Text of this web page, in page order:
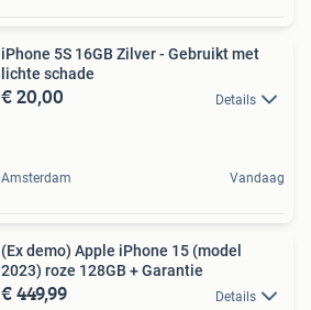
iPhone 5S 16GB Zilver - Gebruikt met
lichte schade
€ 20,00 Details
Amsterdam Vandaag
(Ex demo) Apple iPhone 15 (model
2023) roze 128GB + Garantie
€ 449,99 Details